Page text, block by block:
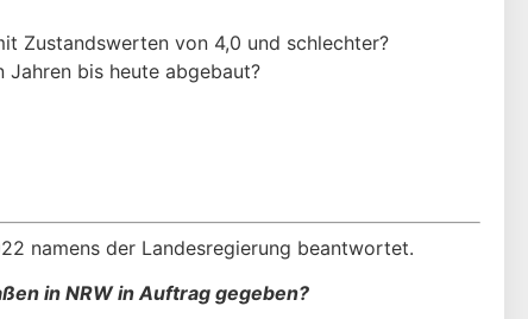
Zustandswerten von 4,0 und schlechter?
bis heute abgebaut?
namens der Landesregierung beantwortet.
in NRW in Auftrag gegeben?